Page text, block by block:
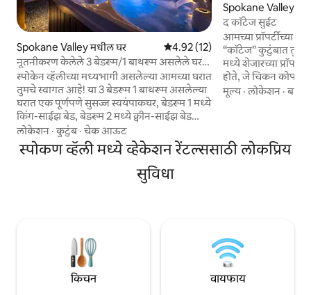
Spokane Valley मधील घर 5 पैकी 4.92 सरासरी रेटिंग, 12 रिव्ह्यूज
4.92 (12)
नूतनीकरण केलेले 3 बेडरूम/1 बाथरूम असलेले घर,
हॉट टब आणि मोठे अंगण
स्पोकेन व्हॅलीच्या मध्यभागी असलेल्या आमच्या घरात
तुमचे स्वागत आहे! या 3 बेडरूम 1 बाथरूम असलेल्या
घरात एक पूर्णपणे सुसज्ज स्वयंपाकघर, बेडरूम 1 मध्ये
किंग-साईझ बेड, बेडरूम 2 मध्ये क्वीन-साईझ बेड
आणि बेडरूम 3 मध्ये फुल-साईझ बेड आहे. 65"
टीव्ही असलेल्या आरामदायक लिव्हिंग रूमचा, मोठ्या
कुंपण असलेल्या मागच्या अंगणाचा, बार्बेक्यू ग्रिल
असलेल्या अंगणाचा आणि हॉट टबचा आनंद घ्या.
यासाठी योग्य असलेली खाजगी जागा एका
आऊट सकाळी 11.
लोकेशन ·कुटुंब·चेक आऊट
Spokane Valley
द कॉटेज सुईट
आमच्या प्रॉपर्टीच्या
“कॉटेज” कुटुंबात
मध्ये शेजारच्या
होते, जे चिकन कोपरा,
वापरले जात असे आणि
राहण्याच्या
सर्व काही नवीन आहे,
बसण्याची जागा,
मूल्य·लोकेशन ·
स्पोकण व्हॅली मध्ये व्हेकेशन रेंटल्ससाठी लोकप्रिय
सुविधा
किचन वायफाय